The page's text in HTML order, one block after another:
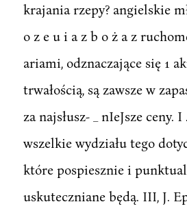
krajania rzepy? angielskie
o z e u i a z b o ż a z
ariami, odznaczające się 1
trwałością, są zawsze w
za najsłusz- _ nIeJsze ceny.
wszelkie wydziału tego
które pospiesznie i
uskuteczniane będą. III, J.